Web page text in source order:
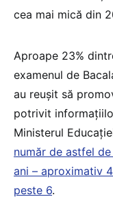
cea mai mică din
Aproape 23%
examenul de
au reușit să
potrivit
Ministerul
număr de astfel
ani – aproximativ
peste 6.